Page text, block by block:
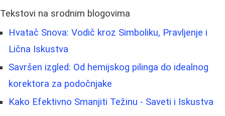
Tekstovi na srodnim blogovima
Hvatač Snova: Vodič kroz Simboliku, Pravljenje i
Lična Iskustva
Savršen izgled: Od hemijskog pilinga do idealnog
korektora za podočnjake
Kako Efektivno Smanjiti Težinu - Saveti i Iskustva